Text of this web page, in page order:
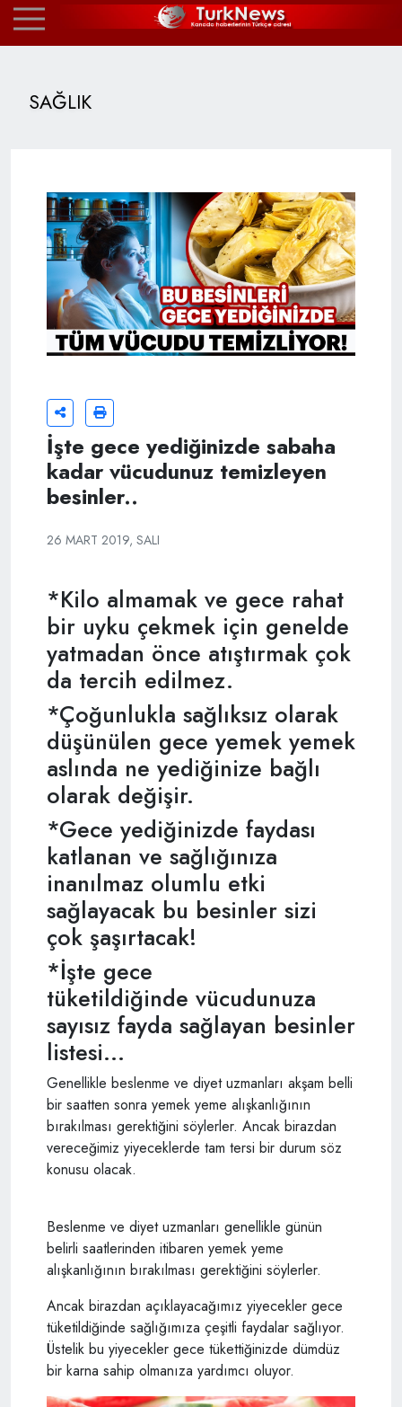
SAĞLIK
İşte gece yediğinizde sabaha
kadar vücudunuz temizleyen
besinler..
26 MART 2019, SALI
*Kilo almamak ve gece rahat
bir uyku çekmek için genelde
yatmadan önce atıştırmak çok
da tercih edilmez.
*Çoğunlukla sağlıksız olarak
düşünülen gece yemek yemek
aslında ne yediğinize bağlı
olarak değişir.
*Gece yediğinizde faydası
katlanan ve sağlığınıza
inanılmaz olumlu etki
sağlayacak bu besinler sizi
çok şaşırtacak!
*İşte gece
tüketildiğinde vücudunuza
sayısız fayda sağlayan besinler
listesi...
Genellikle beslenme ve diyet uzmanları akşam belli
bir saatten sonra yemek yeme alışkanlığının
bırakılması gerektiğini söylerler. Ancak birazdan
vereceğimiz yiyeceklerde tam tersi bir durum söz
konusu olacak.
Beslenme ve diyet uzmanları genellikle günün
belirli saatlerinden itibaren yemek yeme
alışkanlığının bırakılması gerektiğini söylerler.
Ancak birazdan açıklayacağımız yiyecekler gece
tüketildiğinde sağlığımıza çeşitli faydalar sağlıyor.
Üstelik bu yiyecekler gece tükettiğinizde dümdüz
bir karna sahip olmanıza yardımcı oluyor.